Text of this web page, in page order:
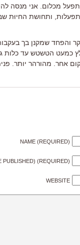
מכלום. אני מנסה
ותחושת החיוּת
והפחד שמקנן בך
כמעט הטשטש עד
אחר. מהורהר יותר.
NAME (REQUIRED)
PUBLISHED) (REQUIRED)
WEBSITE